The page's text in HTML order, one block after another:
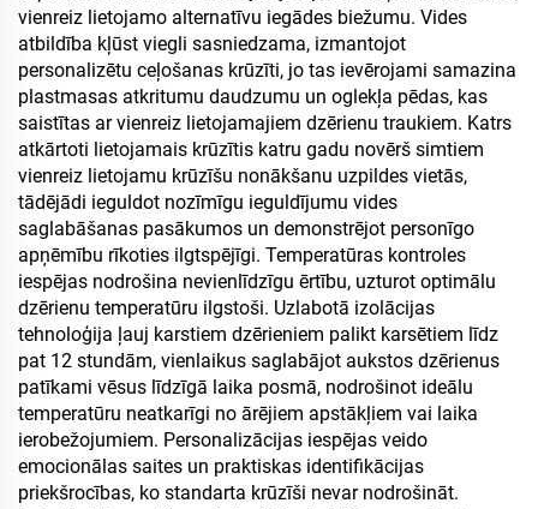
vienreiz lietojamo alternatīvu iegādes biežumu. Vides
atbildība kļūst viegli sasniedzama, izmantojot
personalizētu ceļošanas krūzīti, jo tas ievērojami samazina
plastmasas atkritumu daudzumu un oglekļa pēdas, kas
saistītas ar vienreiz lietojamajiem dzērienu traukiem. Katrs
atkārtoti lietojamais krūzītis katru gadu novērš simtiem
vienreiz lietojamu krūzīšu nonākšanu uzpildes vietās,
tādējādi ieguldot nozīmīgu ieguldījumu vides
saglabāšanas pasākumos un demonstrējot personīgo
apņēmību rīkoties ilgtspējīgi. Temperatūras kontroles
iespējas nodrošina nevienlīdzīgu ērtību, uzturot optimālu
dzērienu temperatūru ilgstoši. Uzlabotā izolācijas
tehnoloģija ļauj karstiem dzērieniem palikt karsētiem līdz
pat 12 stundām, vienlaikus saglabājot aukstos dzērienus
patīkami vēsus līdzīgā laika posmā, nodrošinot ideālu
temperatūru neatkarīgi no ārējiem apstākļiem vai laika
ierobežojumiem. Personalizācijas iespējas veido
emocionālas saites un praktiskas identifikācijas
priekšrocības, ko standarta krūzīši nevar nodrošināt.